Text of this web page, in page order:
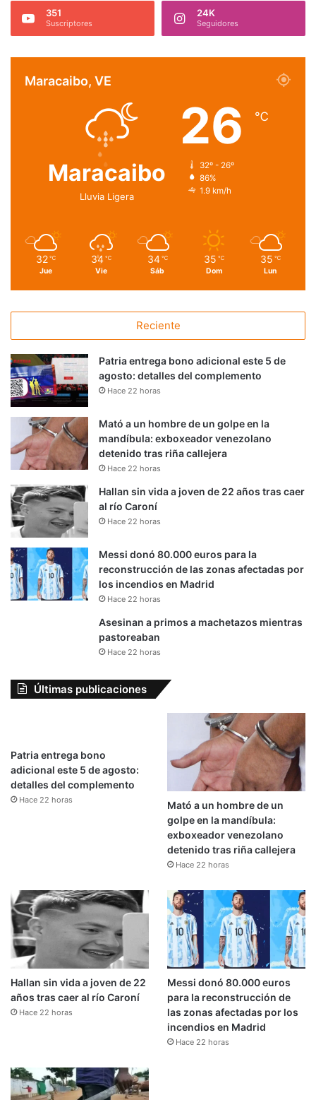
351
Suscriptores
24K
Seguidores
Maracaibo, VE
Maracaibo
Lluvia Ligera
26 ℃
32º - 26º
86%
1.9 km/h
32 ℃
Jue
34 ℃
Vie
34 ℃
Sáb
35 ℃
Dom
35 ℃
Lun
Reciente
Patria entrega bono adicional este 5 de
agosto: detalles del complemento
Hace 22 horas
Mató a un hombre de un golpe en la
mandíbula: exboxeador venezolano
detenido tras riña callejera
Hace 22 horas
Hallan sin vida a joven de 22 años tras caer
al río Caroní
Hace 22 horas
Messi donó 80.000 euros para la
reconstrucción de las zonas afectadas por
los incendios en Madrid
Hace 22 horas
Asesinan a primos a machetazos mientras
pastoreaban
Hace 22 horas
Últimas publicaciones
Patria entrega bono
adicional este 5 de agosto:
detalles del complemento
Hace 22 horas
Mató a un hombre de un
golpe en la mandíbula:
exboxeador venezolano
detenido tras riña callejera
Hace 22 horas
Hallan sin vida a joven de 22
años tras caer al río Caroní
Hace 22 horas
Messi donó 80.000 euros
para la reconstrucción de
las zonas afectadas por los
incendios en Madrid
Hace 22 horas